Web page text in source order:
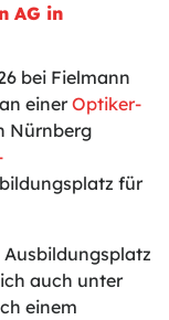
AG in
bei Fielmann
einer Optiker-
Nürnberg
für
auch unter
einem